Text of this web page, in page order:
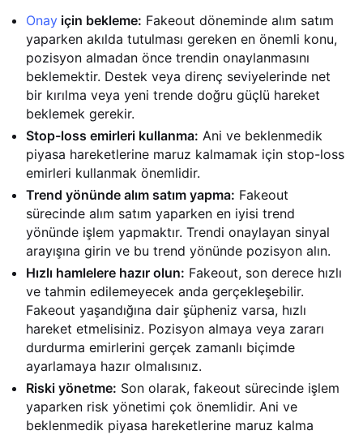
Onay için bekleme: Fakeout döneminde alım satım
yaparken akılda tutulması gereken en önemli konu,
pozisyon almadan önce trendin onaylanmasını
beklemektir. Destek veya direnç seviyelerinde net
bir kırılma veya yeni trende doğru güçlü hareket
beklemek gerekir.
Stop-loss emirleri kullanma: Ani ve beklenmedik
piyasa hareketlerine maruz kalmamak için stop-loss
emirleri kullanmak önemlidir.
Trend yönünde alım satım yapma: Fakeout
sürecinde alım satım yaparken en iyisi trend
yönünde işlem yapmaktır. Trendi onaylayan sinyal
arayışına girin ve bu trend yönünde pozisyon alın.
Hızlı hamlelere hazır olun: Fakeout, son derece hızlı
ve tahmin edilemeyecek anda gerçekleşebilir.
Fakeout yaşandığına dair şüpheniz varsa, hızlı
hareket etmelisiniz. Pozisyon almaya veya zararı
durdurma emirlerini gerçek zamanlı biçimde
ayarlamaya hazır olmalısınız.
Riski yönetme: Son olarak, fakeout sürecinde işlem
yaparken risk yönetimi çok önemlidir. Ani ve
beklenmedik piyasa hareketlerine maruz kalma